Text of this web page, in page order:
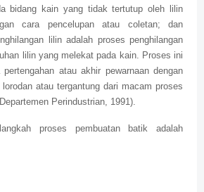
bidang kain yang tidak tertutup oleh lilin
cara pencelupan atau coletan; dan
lilin adalah proses penghilangan
lilin yang melekat pada kain. Proses ini
atau akhir pewarnaan dengan
atau tergantung dari macam proses
Perindustrian, 1991).
proses pembuatan batik adalah